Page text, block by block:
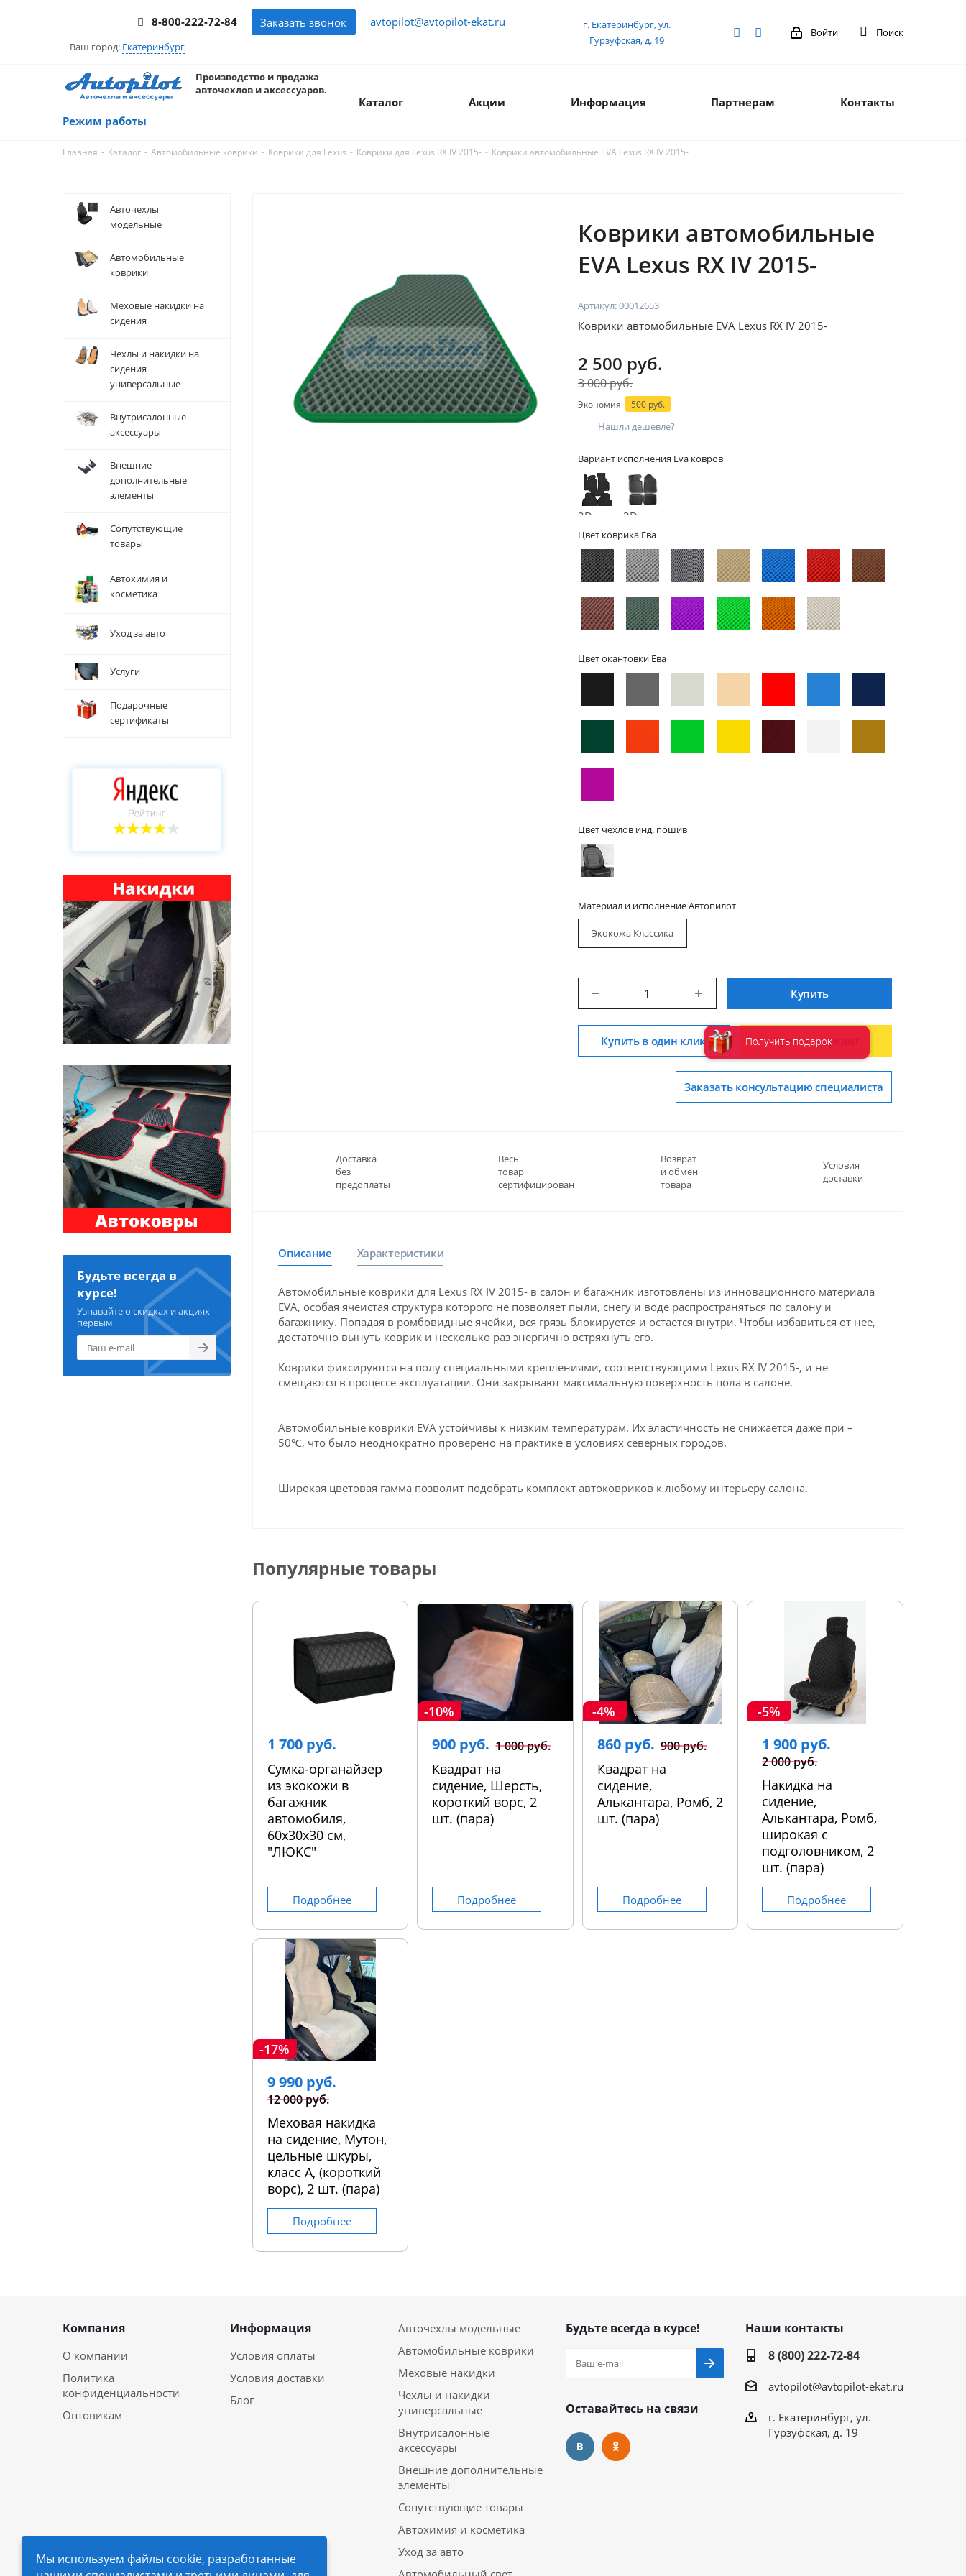
8-800-222-72-84 Заказать звонок avtopilot@avtopilot-ekat.ru
Ваш город: Екатеринбург
г. Екатеринбург, ул.
Гурзуфская, д. 19
Войти Поиск
Производство и продажа
авточехлов и аксессуаров.
Режим работы
Каталог Акции Информация Партнерам Контакты
Главная - Каталог - Автомобильные коврики - Коврики для Lexus - Коврики для Lexus RX IV 2015- - Коврики автомобильные EVA Lexus RX IV 2015-
Авточехлы
модельные
Автомобильные
коврики
Меховые накидки на
сидения
Чехлы и накидки на
сидения
универсальные
Внутрисалонные
аксессуары
Внешние
дополнительные
элементы
Сопутствующие
товары
Автохимия и
косметика
Уход за авто
Услуги
Подарочные
сертификаты
Будьте всегда в
курсе!
Узнавайте о скидках и акциях
первым
Коврики автомобильные
EVA Lexus RX IV 2015-
Артикул:00012653
Коврики автомобильные EVA Lexus RX IV 2015-
2 500 руб.
3 000 руб.
Экономия 500 руб.
Нашли дешевле?
Вариант исполнения Eva ковров
2D -
без
бортов
3D - с
бортами
Цвет коврика Ева
Цвет окантовки Ева
Цвет чехлов инд. пошив
Материал и исполнение Автопилот
Экокожа Классика
Купить
Купить в один клик Купить в кредит
Заказать консультацию специалиста
Доставка
без
предоплаты
Весь
товар
сертифицирован
Возврат
и обмен
товара
Условия
доставки
Описание Характеристики
Автомобильные коврики для Lexus RX IV 2015- в салон и багажник изготовлены из инновационного материала
EVA, особая ячеистая структура которого не позволяет пыли, снегу и воде распространяться по салону и
багажнику. Попадая в ромбовидные ячейки, вся грязь блокируется и остается внутри. Чтобы избавиться от нее,
достаточно вынуть коврик и несколько раз энергично встряхнуть его.
Коврики фиксируются на полу специальными креплениями, соответствующими Lexus RX IV 2015-, и не
смещаются в процессе эксплуатации. Они закрывают максимальную поверхность пола в салоне.
Автомобильные коврики EVA устойчивы к низким температурам. Их эластичность не снижается даже при –
50℃, что было неоднократно проверено на практике в условиях северных городов.
Широкая цветовая гамма позволит подобрать комплект автоковриков к любому интерьеру салона.
Популярные товары
1 700 руб.
Сумка-органайзер
из экокожи в
багажник
автомобиля,
60х30х30 см,
"ЛЮКС"
Подробнее
-10%
900 руб. 1 000 руб.
Квадрат на
сидение, Шерсть,
короткий ворс, 2
шт. (пара)
Подробнее
-4%
860 руб. 900 руб.
Квадрат на
сидение,
Алькантара, Ромб, 2
шт. (пара)
Подробнее
-5%
1 900 руб.
2 000 руб.
Накидка на
сидение,
Алькантара, Ромб,
широкая с
подголовником, 2
шт. (пара)
Подробнее
-17%
9 990 руб.
12 000 руб.
Меховая накидка
на сидение, Мутон,
цельные шкуры,
класс А, (короткий
ворс), 2 шт. (пара)
Подробнее
Компания
О компании
Политика
конфиденциальности
Оптовикам
Информация
Условия оплаты
Условия доставки
Блог
Авточехлы модельные
Автомобильные коврики
Меховые накидки
Чехлы и накидки
универсальные
Внутрисалонные
аксессуары
Внешние дополнительные
элементы
Сопутствующие товары
Автохимия и косметика
Уход за авто
Будьте всегда в курсе!
Оставайтесь на связи
Наши контакты
8 (800) 222-72-84
avtopilot@avtopilot-ekat.ru
г. Екатеринбург, ул.
Гурзуфская, д. 19
Мы используем файлы cookie, разработанные
Получить подарок